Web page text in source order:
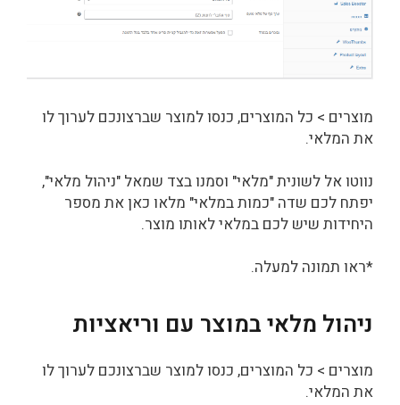
מוצרים > כל המוצרים, כנסו למוצר שברצונכם לערוך לו
את המלאי.
נווטו אל לשונית "מלאי" וסמנו בצד שמאל "ניהול מלאי",
יפתח לכם שדה "כמות במלאי" מלאו כאן את מספר
היחידות שיש לכם במלאי לאותו מוצר.
*ראו תמונה למעלה.
ניהול מלאי במוצר עם וריאציות
מוצרים > כל המוצרים, כנסו למוצר שברצונכם לערוך לו
את המלאי.